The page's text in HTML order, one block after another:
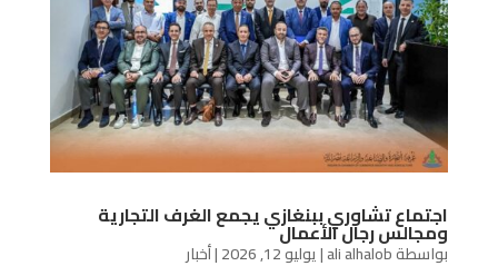
اجتماع تشاوري ببنغازي يجمع الغرف التجارية
ومجالس رجال الأعمال
بواسطةali alhalob
|يوليو 12, 2026 |أخبار